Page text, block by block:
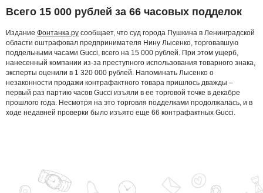
Всего 15 000 рублей за 66 часовых подделок
Издание Фонтанка.ру сообщает, что суд города Пушкина в Ленинградской
области оштрафовал предпринимателя Нину Лысенко, торговавшую
поддельными часами Gucci, всего на 15 000 рублей. При этом ущерб,
нанесенный компании из-за преступного использования товарного знака,
эксперты оценили в 1 320 000 рублей. Напоминать Лысенко о
незаконности продажи контрафактного товара пришлось дважды –
первый раз партию часов Gucci изъяли в ее торговой точке в декабре
прошлого года. Несмотря на это торговля подделками продолжалась, и в
ходе недавней проверки было изъято еще 66 контрафактных Gucci.